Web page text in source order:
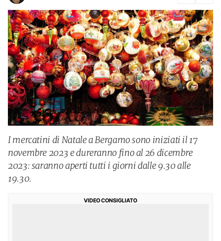
I mercatini di Natale a Bergamo sono iniziati il 17
novembre 2023 e dureranno fino al 26 dicembre
2023: saranno aperti tutti i giorni dalle 9.30 alle
19.30.
VIDEO CONSIGLIATO